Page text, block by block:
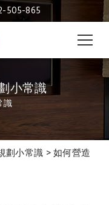
505-865
小常識
識
劃小常識 >如何營造